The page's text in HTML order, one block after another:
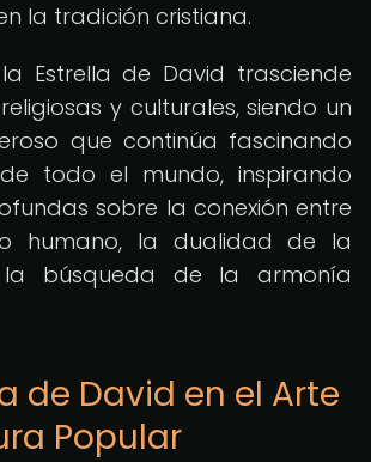
la tradición cristiana.
Estrella de David trasciende
y culturales, siendo un
que continúa fascinando
todo el mundo, inspirando
sobre la conexión entre
humano, la dualidad de la
la búsqueda de la armonía
de David en el Arte
Popular